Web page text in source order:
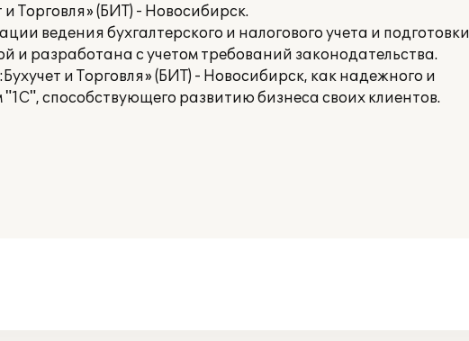
Торговля» (БИТ) - Новосибирск.
ведения бухгалтерского и налогового учета и подготовки
и разработана с учетом требований законодательства.
и Торговля» (БИТ) - Новосибирск, как надежного и
способствующего развитию бизнеса своих клиентов.